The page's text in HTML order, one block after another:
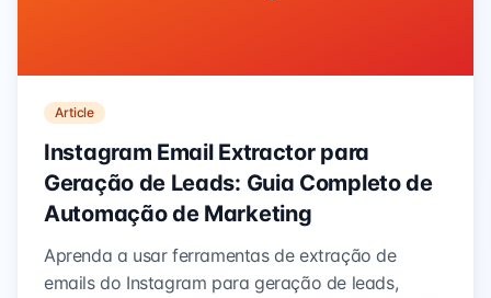
Article
Instagram Email Extractor para
Geração de Leads: Guia Completo de
Automação de Marketing
Aprenda a usar ferramentas de extração de
emails do Instagram para geração de leads,